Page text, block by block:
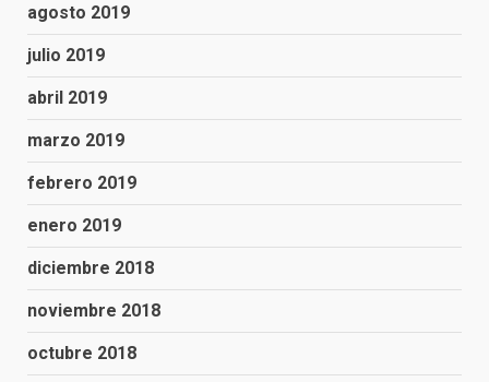
agosto 2019
julio 2019
abril 2019
marzo 2019
febrero 2019
enero 2019
diciembre 2018
noviembre 2018
octubre 2018